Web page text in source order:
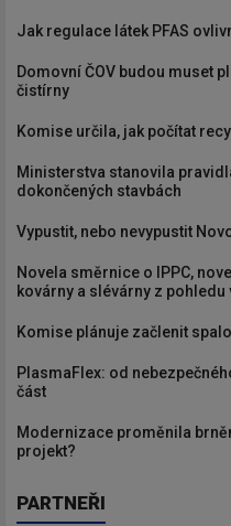
Jak regulace látek PFAS
Domovní ČOV budou muset
čistírny
Komise určila, jak počítat
Ministerstva stanovila
dokončených stavbách
Vypustit, nebo nevypustit
Novela směrnice o IPPC,
kovárny a slévárny z
Komise plánuje začlenit
PlasmaFlex: od
část
Modernizace proměnila
projekt?
PARTNEŘI